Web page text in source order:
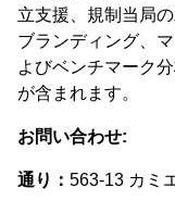
立支援、規制当局
ブランディング、
よびベンチマーク
が含まれます。
お問い合わせ:
通り： 563-13 カミ